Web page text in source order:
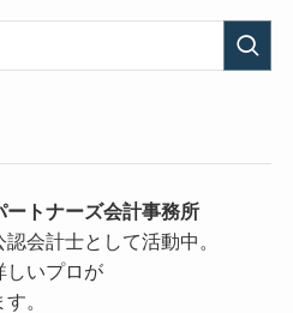
トナーズ会計事務所
会計士として活動中。
しいプロが
。